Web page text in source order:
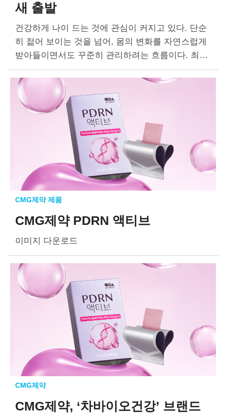
새 출발
건강하게 나이 드는 것에 관심이 커지고 있다. 단순
히 젊어 보이는 것을 넘어, 몸의 변화를 자연스럽게
받아들이면서도 꾸준히 관리하려는 흐름이다. 최근
헬스&뷰티 시장에서 ‘슬로우 에이징’, ‘저속 노화’가
주목받는 것도 같은 맥락이다….
CMG제약 제품
CMG제약 PDRN 액티브
이미지 다운로드
CMG제약
CMG제약, ‘차바이오건강’ 브랜드